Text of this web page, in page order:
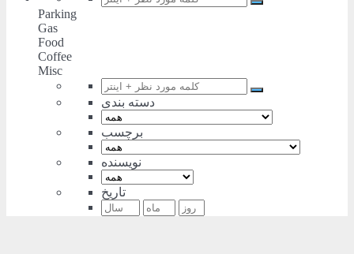
Parking
Gas
Food
Coffee
Misc
دسته بندی
برچسب
نویسنده
تاریخ